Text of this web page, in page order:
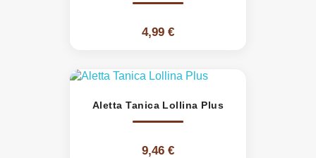
4,99 €
Aletta Tanica Lollina Plus
9,46 €